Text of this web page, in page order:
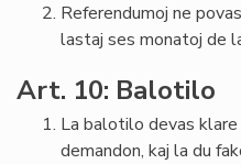
Referendumoj ne
lastaj ses monatoj de
Art. 10: Balotilo
La balotilo devas
demandon, kaj la du